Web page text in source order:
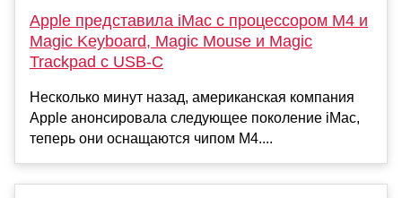
Apple представила iMac с процессором M4 и
Magic Keyboard, Magic Mouse и Magic
Trackpad с USB-C
Несколько минут назад, американская компания
Apple анонсировала следующее поколение iMac,
теперь они оснащаются чипом M4....